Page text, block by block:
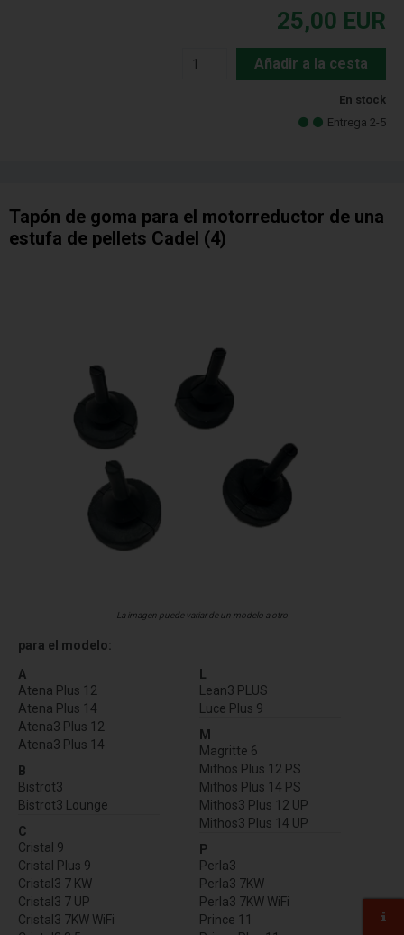
25,00 EUR
Añadir a la cesta
En stock
Entrega 2-5
Tapón de goma para el motorreductor de una
estufa de pellets Cadel (4)
La imagen puede variar de un modelo a otro
para el modelo:
A
Atena Plus 12
Atena Plus 14
Atena3 Plus 12
Atena3 Plus 14
B
Bistrot3
Bistrot3 Lounge
C
Cristal 9
Cristal Plus 9
Cristal3 7 KW
Cristal3 7 UP
Cristal3 7KW WiFi
L
Lean3 PLUS
Luce Plus 9
M
Magritte 6
Mithos Plus 12 PS
Mithos Plus 14 PS
Mithos3 Plus 12 UP
Mithos3 Plus 14 UP
P
Perla3
Perla3 7KW
Perla3 7KW WiFi
Prince 11